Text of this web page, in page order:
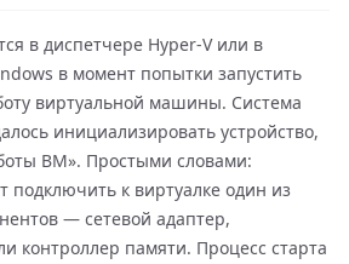
в диспетчере Hyper-V или в
в момент попытки запустить
виртуальной машины. Система
инициализировать устройство,
ВМ». Простыми словами:
подключить к виртуалке один из
— сетевой адаптер,
контроллер памяти. Процесс старта